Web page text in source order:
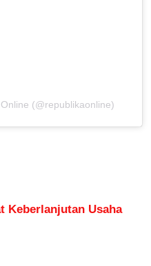
(@republikaonline)
Keberlanjutan Usaha